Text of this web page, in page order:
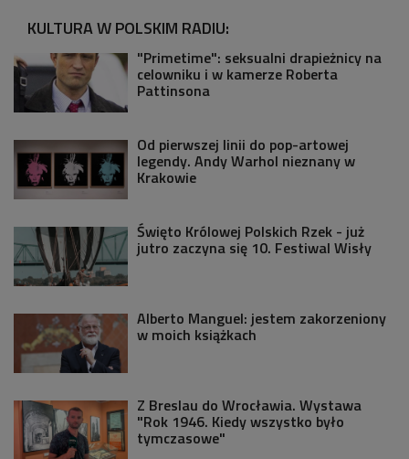
KULTURA W POLSKIM RADIU:
"Primetime": seksualni drapieżnicy na
celowniku i w kamerze Roberta
Pattinsona
Od pierwszej linii do pop-artowej
legendy. Andy Warhol nieznany w
Krakowie
Święto Królowej Polskich Rzek - już
jutro zaczyna się 10. Festiwal Wisły
Alberto Manguel: jestem zakorzeniony
w moich książkach
Z Breslau do Wrocławia. Wystawa
"Rok 1946. Kiedy wszystko było
tymczasowe"